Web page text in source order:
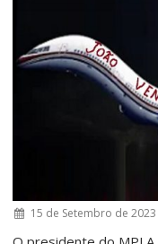
15 de Setembro de 2023